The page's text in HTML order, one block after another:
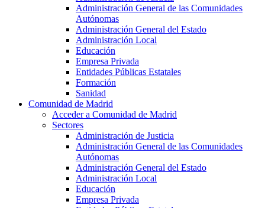
Administración General de las Comunidades
Autónomas
Administración General del Estado
Administración Local
Educación
Empresa Privada
Entidades Públicas Estatales
Formación
Sanidad
Comunidad de Madrid
Acceder a Comunidad de Madrid
Sectores
Administración de Justicia
Administración General de las Comunidades
Autónomas
Administración General del Estado
Administración Local
Educación
Empresa Privada